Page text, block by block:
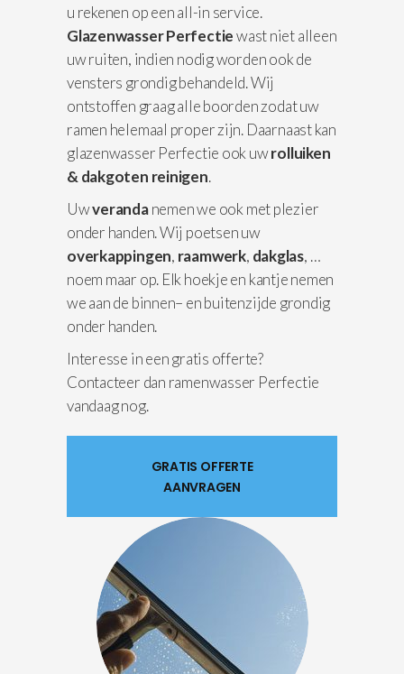
u rekenen op een all-in service.
Glazenwasser Perfectiewast niet alleen
uw ruiten, indien nodig worden ook de
vensters grondig behandeld. Wij
ontstoffen graag alle boorden zodat uw
ramen helemaal proper zijn. Daarnaast kan
glazenwasser Perfectie ook uwrolluiken
& dakgoten reinigen.
Uwverandanemen we ook met plezier
onder handen. Wij poetsen uw
overkappingen, raamwerk, dakglas, …
noem maar op. Elk hoekje en kantje nemen
we aan de binnen– en buitenzijde grondig
onder handen.
Interesse in een gratis offerte?
Contacteer dan ramenwasser Perfectie
vandaag nog.
GRATIS OFFERTE
AANVRAGEN